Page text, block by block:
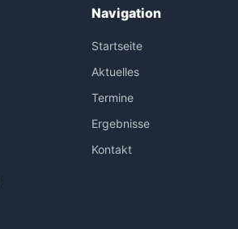
Navigation
Startseite
Aktuelles
Termine
Ergebnisse
Kontakt